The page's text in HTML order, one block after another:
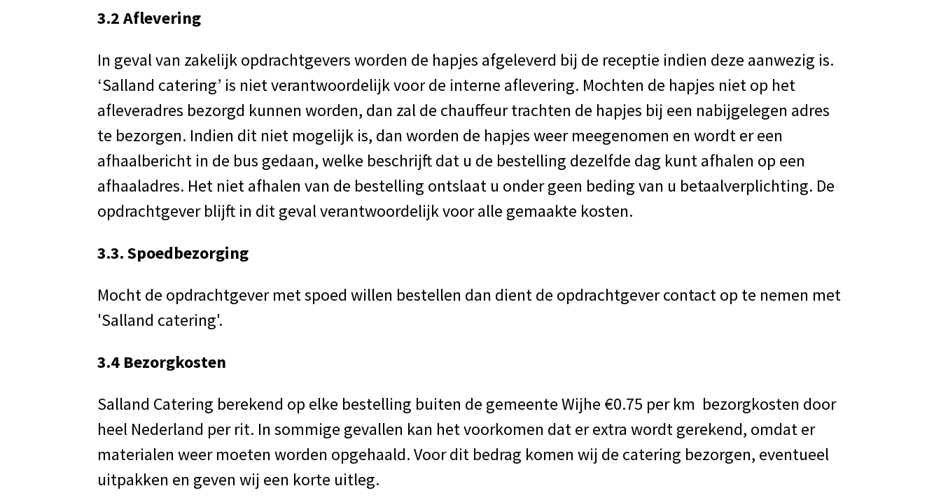
3.2 Aflevering
In geval van zakelijk opdrachtgevers worden de hapjes afgeleverd bij de receptie indien deze aanwezig is.
‘Salland catering’ is niet verantwoordelijk voor de interne aflevering. Mochten de hapjes niet op het
afleveradres bezorgd kunnen worden, dan zal de chauffeur trachten de hapjes bij een nabijgelegen adres
te bezorgen. Indien dit niet mogelijk is, dan worden de hapjes weer meegenomen en wordt er een
afhaalbericht in de bus gedaan, welke beschrijft dat u de bestelling dezelfde dag kunt afhalen op een
afhaaladres. Het niet afhalen van de bestelling ontslaat u onder geen beding van u betaalverplichting. De
opdrachtgever blijft in dit geval verantwoordelijk voor alle gemaakte kosten.
3.3. Spoedbezorging
Mocht de opdrachtgever met spoed willen bestellen dan dient de opdrachtgever contact op te nemen met
'Salland catering'.
3.4 Bezorgkosten
Salland Catering berekend op elke bestelling buiten de gemeente Wijhe €0.75 per km bezorgkosten door
heel Nederland per rit. In sommige gevallen kan het voorkomen dat er extra wordt gerekend, omdat er
materialen weer moeten worden opgehaald. Voor dit bedrag komen wij de catering bezorgen, eventueel
uitpakken en geven wij een korte uitleg.